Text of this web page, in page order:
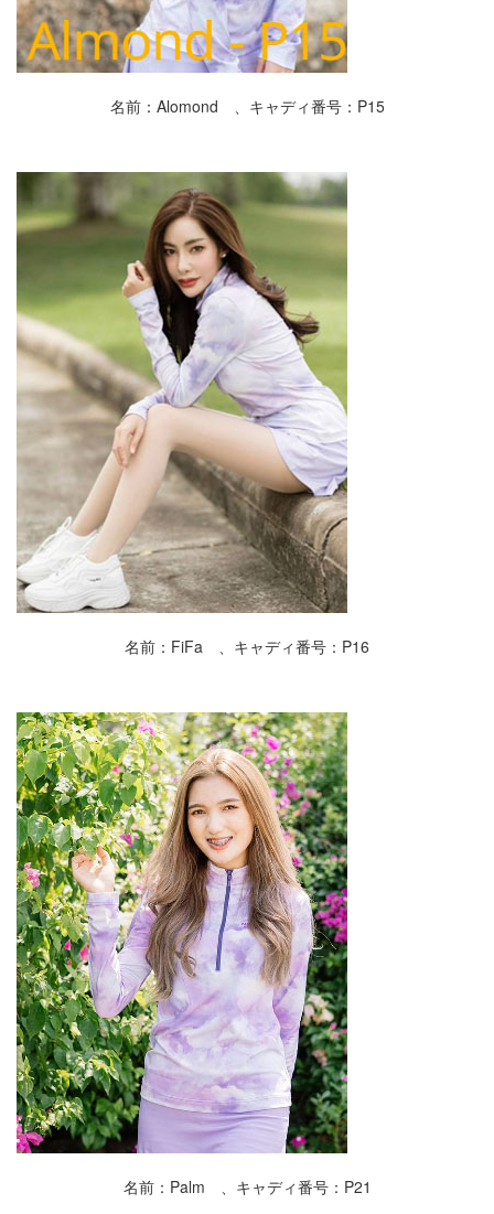
名前：Alomond 、キャディ番号：P15
名前：FiFa 、キャディ番号：P16
名前：Palm 、キャディ番号：P21